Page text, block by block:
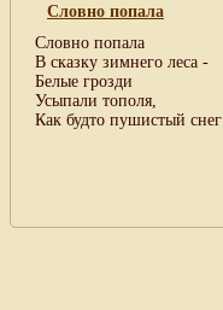
Словно попала
Словно попала
В сказку зимнего леса -
Белые грозди
Усыпали тополя,
Как будто пушистый снег